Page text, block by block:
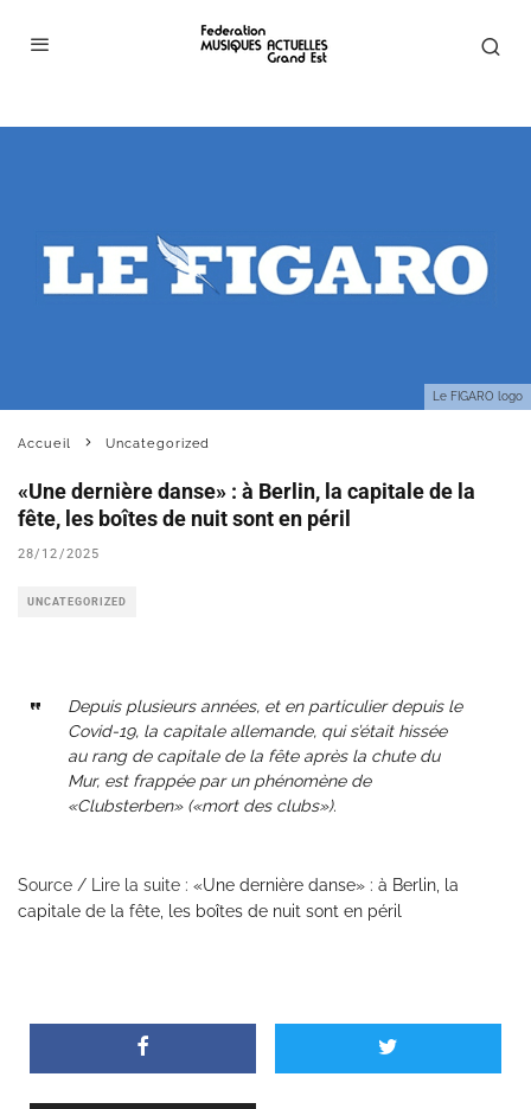
Le FIGARO logo
Accueil Uncategorized
«Une dernière danse» : à Berlin, la capitale de la
fête, les boîtes de nuit sont en péril
28/12/2025
UNCATEGORIZED
Depuis plusieurs années, et en particulier depuis le
Covid-19, la capitale allemande, qui s’était hissée
au rang de capitale de la fête après la chute du
Mur, est frappée par un phénomène de
«Clubsterben» («mort des clubs»).
Source / Lire la suite : «Une dernière danse» : à Berlin, la
capitale de la fête, les boîtes de nuit sont en péril